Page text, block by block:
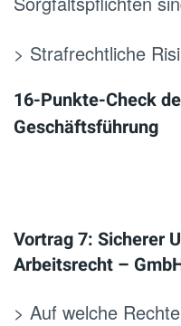
> Strafrechtliche
16-Punkte-Check
Geschäftsführung
Vortrag 7: Sicherer
Arbeitsrecht –
> Auf welche